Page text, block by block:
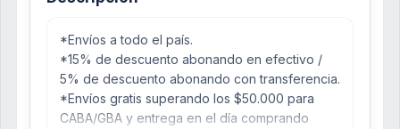
*Envíos a todo el país.
*15% de descuento abonando en efectivo /
5% de descuento abonando con transferencia.
*Envíos gratis superando los $50.000 para
CABA/GBA y entrega en el día comprando